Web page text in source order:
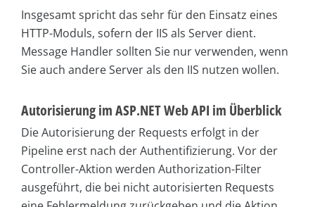
Insgesamt spricht das sehr für den Einsatz eines
HTTP-Moduls, sofern der IIS als Server dient.
Message Han­dler sollten Sie nur verwenden, wenn
Sie auch andere Server als den IIS nutzen wollen.
Autorisierung im ASP.NET Web API im Überblick
Die Autorisierung der Requests erfolgt in der
Pipeline erst nach der Authentifizierung. Vor der
Controller-Aktion werden Authorization-Filter
ausgeführt, die bei nicht autorisierten Requests